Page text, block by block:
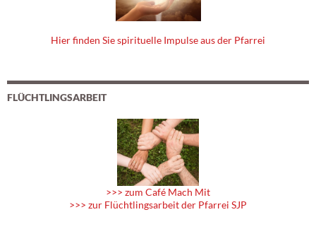
Hier finden Sie spirituelle Impulse aus der Pfarrei
FLÜCHTLINGSARBEIT
>>> zum Café Mach Mit
>>> zur Flüchtlingsarbeit der Pfarrei SJP